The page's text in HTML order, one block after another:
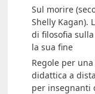
Sul morire
Shelly Kagan).
di filosofia
la sua fine
Regole per
didattica a
per insegnanti